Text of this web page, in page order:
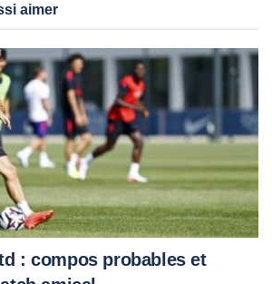
aimer
: compos probables et